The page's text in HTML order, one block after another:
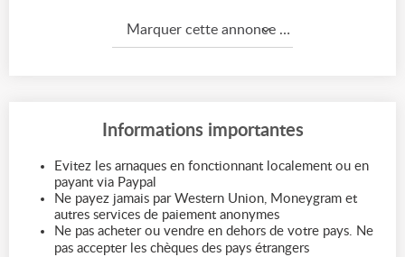
Marquer cette annonce comme...
Informations importantes
Evitez les arnaques en fonctionnant localement ou en
payant via Paypal
Ne payez jamais par Western Union, Moneygram et
autres services de paiement anonymes
Ne pas acheter ou vendre en dehors de votre pays. Ne
pas accepter les chèques des pays étrangers